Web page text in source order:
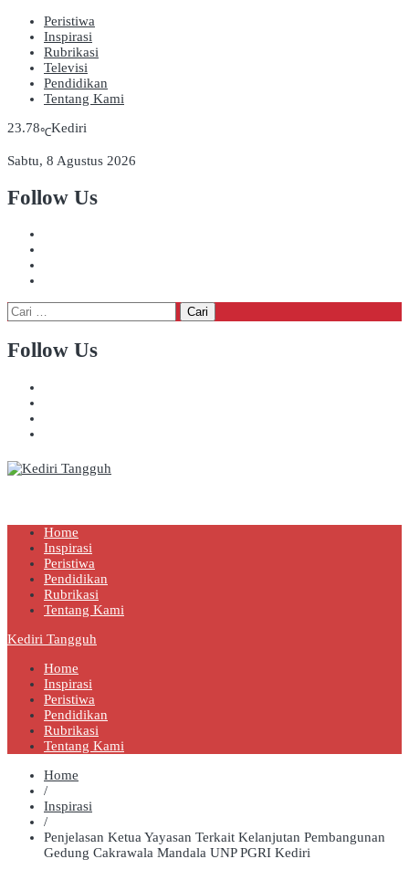
Peristiwa
Inspirasi
Rubrikasi
Televisi
Pendidikan
Tentang Kami
23.78℃Kediri
Sabtu, 8 Agustus 2026
Follow Us
Cari
untuk:
Follow Us
Home
Inspirasi
Peristiwa
Pendidikan
Rubrikasi
Tentang Kami
Kediri Tangguh
Home
Inspirasi
Peristiwa
Pendidikan
Rubrikasi
Tentang Kami
Home
/
Inspirasi
/
Penjelasan Ketua Yayasan Terkait Kelanjutan Pembangunan
Gedung Cakrawala Mandala UNP PGRI Kediri